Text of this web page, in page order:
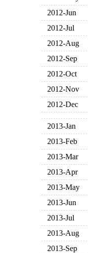
2012-Jun
2012-Jul
2012-Aug
2012-Sep
2012-Oct
2012-Nov
2012-Dec
2013-Jan
2013-Feb
2013-Mar
2013-Apr
2013-May
2013-Jun
2013-Jul
2013-Aug
2013-Sep